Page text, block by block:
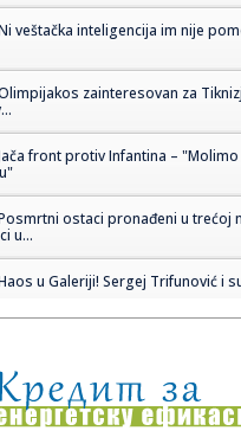
veštačka inteligencija im nije
zainteresovan za
front protiv Infantina –
ostaci pronađeni u trećoj
u...
u Galeriji! Sergej Trifunović i
ĆE REĆI DELIJE? Tiknizjan na